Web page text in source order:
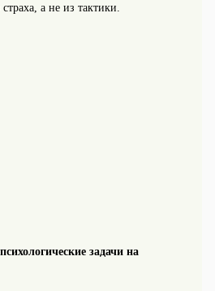
а не из тактики.
задачи на